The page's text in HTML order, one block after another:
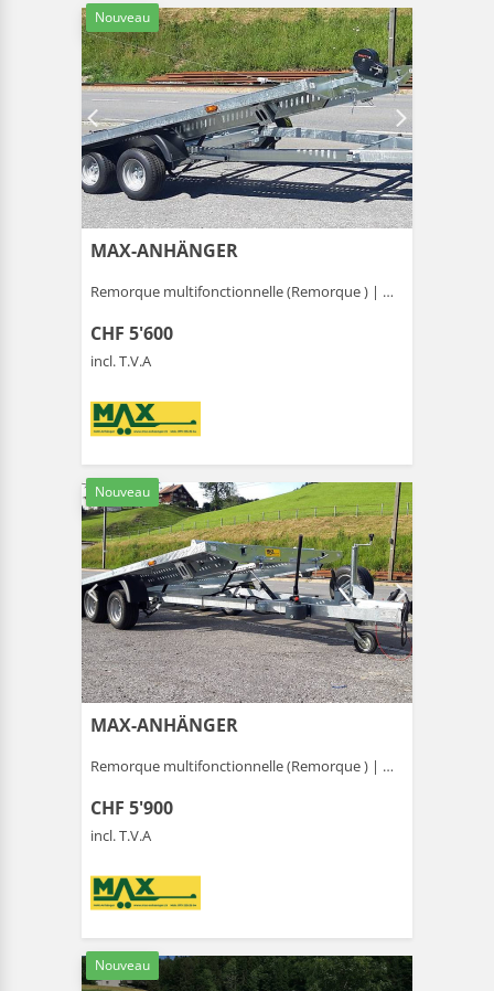
Nouveau
MAX-ANHÄNGER
Remorque multifonctionnelle (Remorque ) |
CHF 5'600
incl. T.V.A
Nouveau
MAX-ANHÄNGER
Remorque multifonctionnelle (Remorque ) |
CHF 5'900
incl. T.V.A
Nouveau